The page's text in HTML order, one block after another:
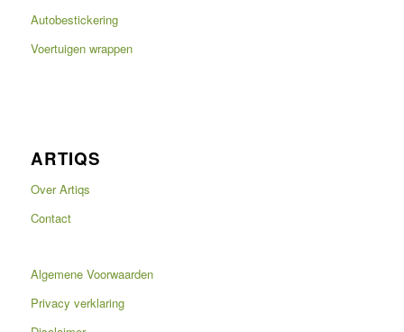
Autobestickering
Voertuigen wrappen
ARTIQS
Over Artiqs
Contact
Algemene Voorwaarden
Privacy verklaring